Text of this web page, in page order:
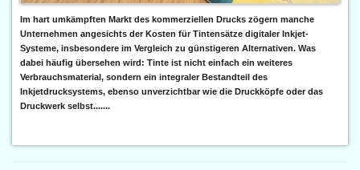
Im hart umkämpften Markt des kommerziellen Drucks zögern manche
Unternehmen angesichts der Kosten für Tintensätze digitaler Inkjet-
Systeme, insbesondere im Vergleich zu günstigeren Alternativen. Was
dabei häufig übersehen wird: Tinte ist nicht einfach ein weiteres
Verbrauchsmaterial, sondern ein integraler Bestandteil des
Inkjetdrucksystems, ebenso unverzichtbar wie die Druckköpfe oder das
Druckwerk selbst.......